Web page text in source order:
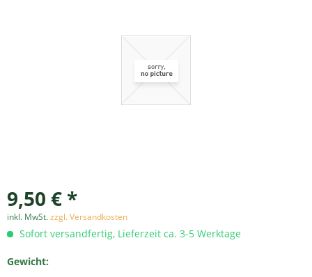
9,50 € *
inkl. MwSt.zzgl. Versandkosten
Sofort versandfertig, Lieferzeit ca. 3-5 Werktage
Gewicht: